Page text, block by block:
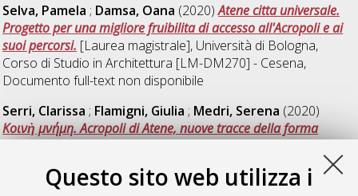
Questo sito web utilizza i
Selva, Pamela ; Damsa, Oana (2020)Atene citta universale.
Progetto per una migliore fruibilita di accesso all'Acropoli e ai
suoi percorsi. [Laurea magistrale], Università di Bologna,
Corso di Studio inArchitettura [LM-DM270] - Cesena,
Documento full-text non disponibile
Serri, Clarissa ; Flamigni, Giulia ; Medri, Serena (2020)
Kοινὴ μνήμη. Acropoli di Atene, nuove tracce della forma
dimenticata.[Laurea magistrale], Università di Bologna, Corso
, Documento
full-text non disponibile